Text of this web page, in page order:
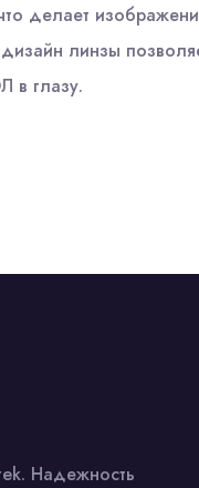
что делает
линзы
в глазу.
Надежность